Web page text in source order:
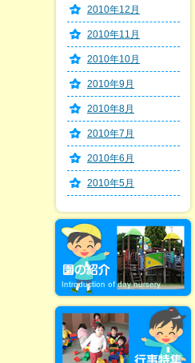
2010年12月
2010年11月
2010年10月
2010年9月
2010年8月
2010年7月
2010年6月
2010年5月